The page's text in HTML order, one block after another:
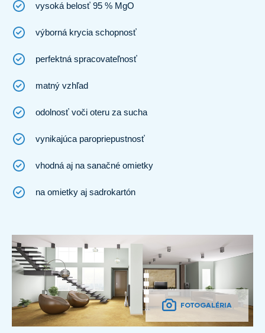
vysoká belosť 95 % MgO
výborná krycia schopnosť
perfektná spracovateľnosť
matný vzhľad
odolnosť voči oteru za sucha
vynikajúca paropriepustnosť
vhodná aj na sanačné omietky
na omietky aj sadrokartón
FOTOGALÉRIA